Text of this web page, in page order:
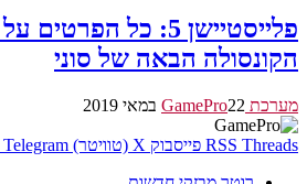
הקונסולה הבאה של סוני
מערכת GamePro 22 במאי 2019
RSS Threads פייסבוק X (טוויטר)
Telegram